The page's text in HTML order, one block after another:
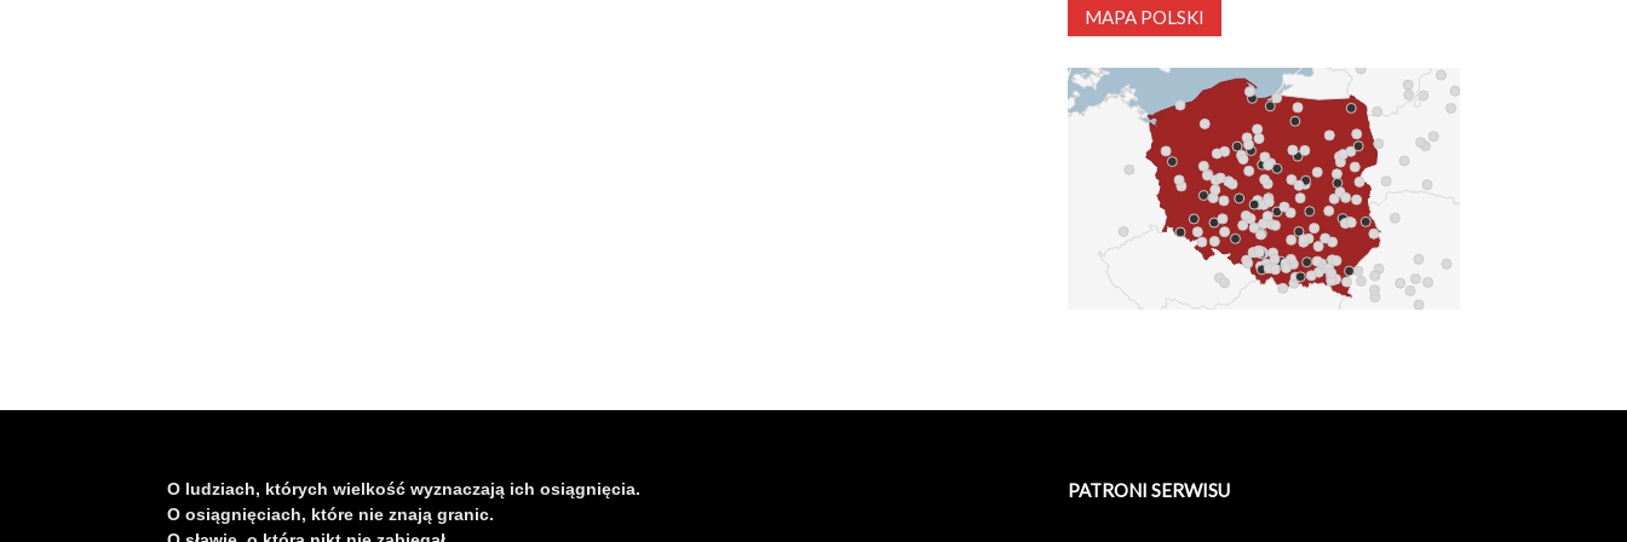
MAPA POLSKI
O ludziach, których wielkość wyznaczają ich osiągnięcia.
O osiągnięciach, które nie znają granic.
PATRONI SERWISU